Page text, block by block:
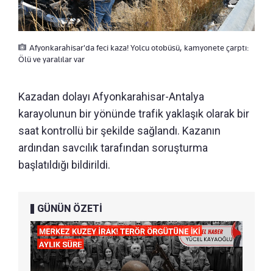
Afyonkarahisar'da feci kaza! Yolcu otobüsü, kamyonete çarptı:
Ölü ve yaralılar var
Kazadan dolayı Afyonkarahisar-Antalya
karayolunun bir yönünde trafik yaklaşık olarak bir
saat kontrollü bir şekilde sağlandı. Kazanın
ardından savcılık tarafından soruşturma
başlatıldığı bildirildi.
GÜNÜN ÖZETİ